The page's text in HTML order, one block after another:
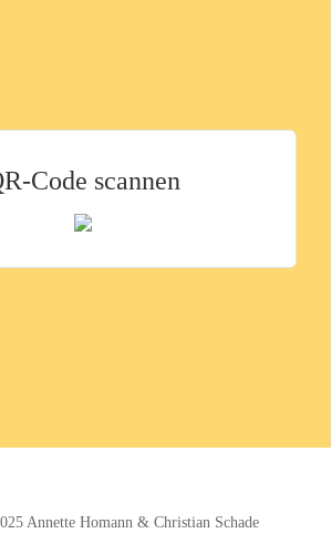
Code scannen
Annette Homann& Christian Schade